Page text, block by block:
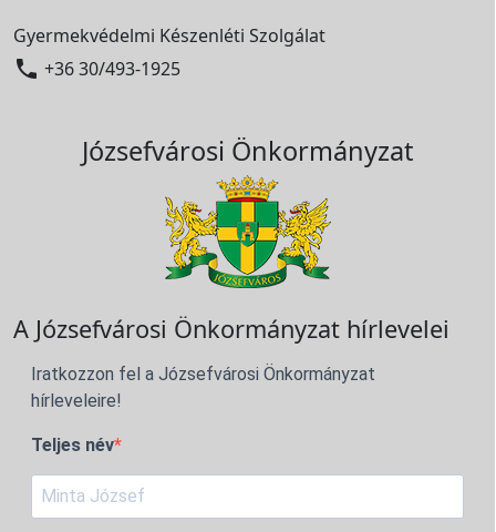
Gyermekvédelmi Készenléti Szolgálat
 +36 30/493-1925
Józsefvárosi Önkormányzat
A Józsefvárosi Önkormányzat hírlevelei
Iratkozzon fel a Józsefvárosi Önkormányzat
hírleveleire!
Teljes név